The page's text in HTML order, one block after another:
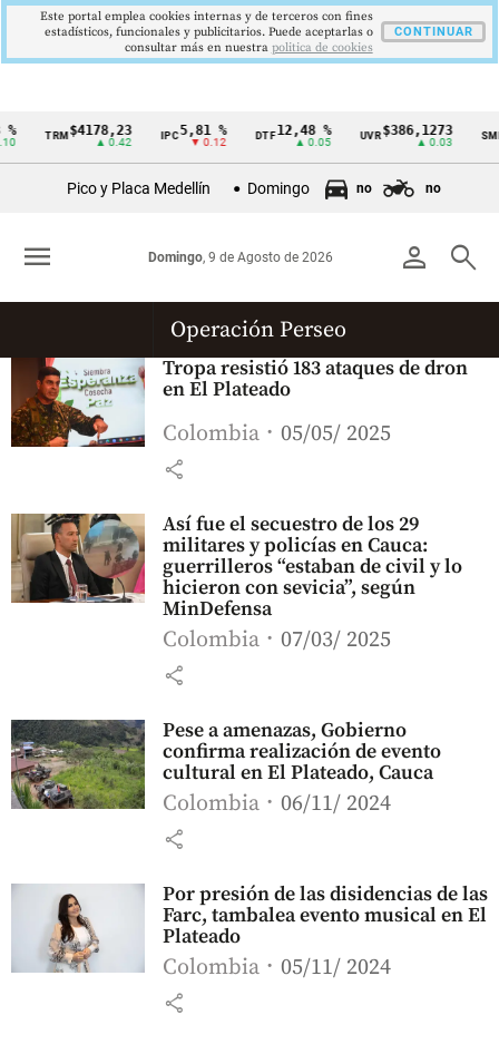
Cintillo
Colombia
TRM$4178,23
▲ 0.42
IPC5,81 %
▼ 0.12
DTF12,48 %
▲ 0.05
UVR$386,1273
▲ 0.03
Pico y Placa Medellín Domingo no no
person search
Domingo, 9 de Agosto de 2026
menu
Operación Perseo
Tropa resistió 183 ataques de dron
en El Plateado
Colombia 05/05/ 2025
share
Así fue el secuestro de los 29
militares y policías en Cauca:
guerrilleros “estaban de civil y lo
hicieron con sevicia”, según
MinDefensa
Colombia 07/03/ 2025
share
Pese a amenazas, Gobierno
confirma realización de evento
cultural en El Plateado, Cauca
Colombia 06/11/ 2024
share
Por presión de las disidencias de las
Farc, tambalea evento musical en El
Plateado
Colombia 05/11/ 2024
share
Este portal emplea cookies internas y de terceros con fines
estadísticos, funcionales y publicitarios. Puede aceptarlas o
consultar más en nuestra politica de cookies
CONTINUAR